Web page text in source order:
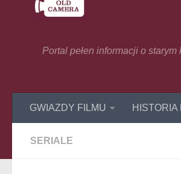
Portal pełen informacji o
GWIAZDY FILMU HISTORIA
SERIALE